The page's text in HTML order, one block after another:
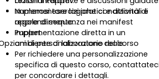
Implementare logiche condizionali e
regole di sequenza nei manifest
Puppet.
Numerosi esercizi pratici e attività di
apprendimento.
Implementazione diretta in un
ambiente di laboratorio reale.
di personalizzazione del corso
Per richiedere una personalizzazione
specifica di questo corso,
per concordare i dettagli.